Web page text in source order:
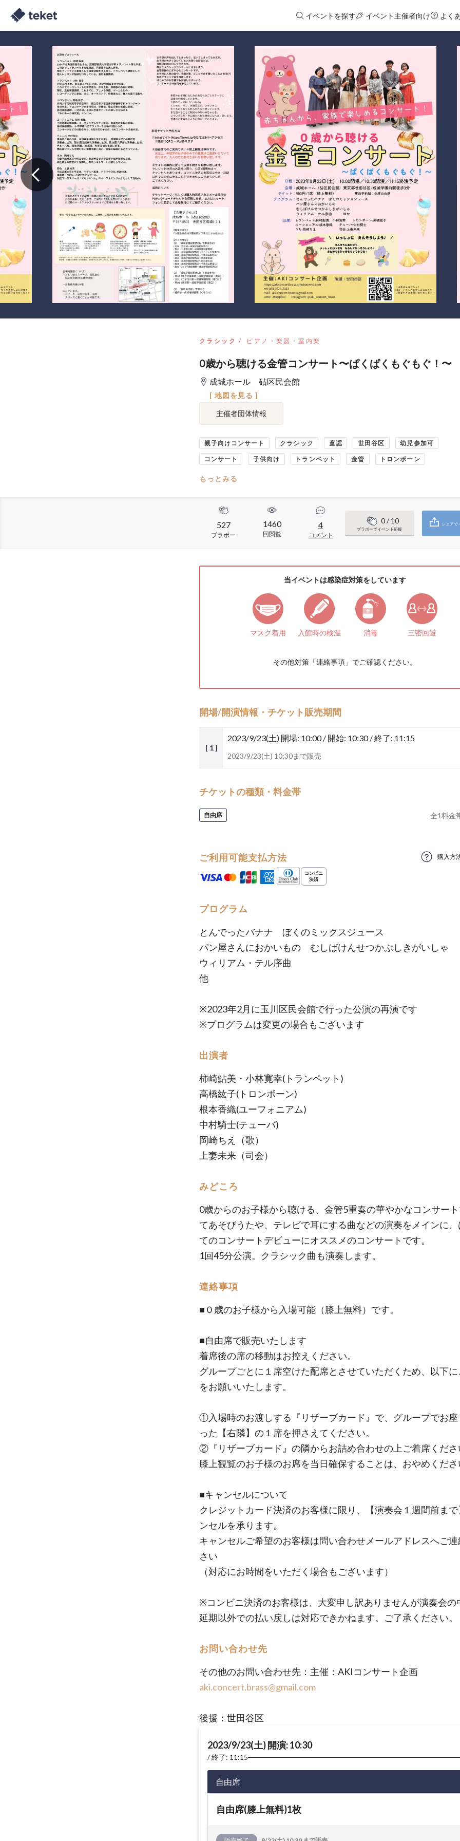
イベントを探す イベント主催者向け よく
クラシック ピアノ・楽器・室内楽
0歳から聴ける金管コンサート〜ぱくぱくもぐもぐ！〜
成城ホール 砧区民会館
[ 地図を見る ]
主催者団体情報
親子向けコンサート クラシック 童謡 世田谷区 幼児参加可
コンサート 子供向け トランペット 金管 トロンボーン
もっとみる
527
ブラボー
1460
回閲覧
4
コメント
0/ 10
ブラボーでイベント応援
シェアで
当イベントは感染症対策をしています
マスク着用 入館時の検温 消毒 三密回避
その他対策「連絡事項 」でご確認ください。
開場/開演情報・チケット販売期間
[ 1 ]
2023/9/23(土) 開場: 10:00 / 開始: 10:30 / 終了: 11:15
2023/9/23(土) 10:30まで販売
チケットの種類・料金帯
自由席 全1料金
ご利用可能支払方法 購入方
プログラム
とんでったバナナ ぼくのミックスジュース
パン屋さんにおかいもの むしばけんせつかぶしきがいしゃ
ウィリアム・テル序曲
他
※2023年2月に玉川区民会館で行った公演の再演です
※プログラムは変更の場合もございます
出演者
柿崎鮎美・小林寛幸(トランペット)
高橋紘子(トロンボーン)
根本香織(ユーフォニアム)
中村騎士(テューバ)
岡崎ちえ（歌）
上妻未来（司会）
みどころ
0歳からのお子様から聴ける、金管5重奏の華やかなコンサート
てあそびうたや、テレビで耳にする曲などの演奏をメインに、
てのコンサートデビューにオススメのコンサートです。
1回45分公演。クラシック曲も演奏します。
連絡事項
■０歳のお子様から入場可能（膝上無料）です。
■自由席で販売いたします
着席後の席の移動はお控えください。
グループごとに１席空けた配席とさせていただくため、以下に
をお願いいたします。
①入場時のお渡しする『リザーブカード』で、グループでお座
った【右隣】の１席を押さえてください。
②『リザーブカード』の隣からお詰め合わせの上ご着席くださ
膝上観覧のお子様のお席を当日確保することは、おやめくださ
■キャンセルについて
クレジットカード決済のお客様に限り、【演奏会１週間前まで
ンセルを承ります。
キャンセルご希望のお客様は問い合わせメールアドレスへご
さい
（対応にお時間をいただく場合もございます）
※コンビニ決済のお客様は、大変申し訳ありませんが演奏会の
延期以外での払い戻しは対応できかねます。ご了承ください。
お問い合わせ先
その他のお問い合わせ先：主催：AKIコンサート企画
aki.concert.brass@gmail.com
後援：世田谷区
2023/9/23(土) 開演: 10:30
終了: 11:15
自由席
自由席(膝上無料)1枚